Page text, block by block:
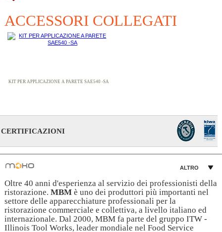
ACCESSORI COLLEGATI
KIT PER APPLICAZIONE A PARETE SAE540 -SA
CERTIFICAZIONI
ALTRO
Oltre 40 anni d'esperienza al servizio dei professionisti della
ristorazione. MBMè uno dei produttori più importanti nel
settore delle apparecchiature professionali per la
ristorazione commerciale e collettiva, a livello italiano ed
internazionale. Dal 2000, MBM fa parte del gruppo ITW -
Illinois Tool Works, leader mondiale nel Food Service